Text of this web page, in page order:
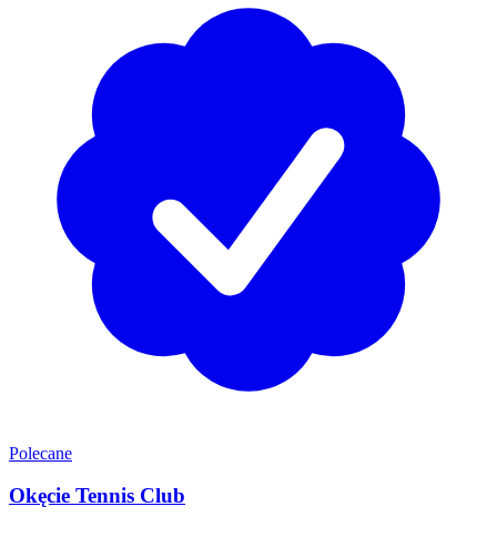
Polecane
Okęcie Tennis Club